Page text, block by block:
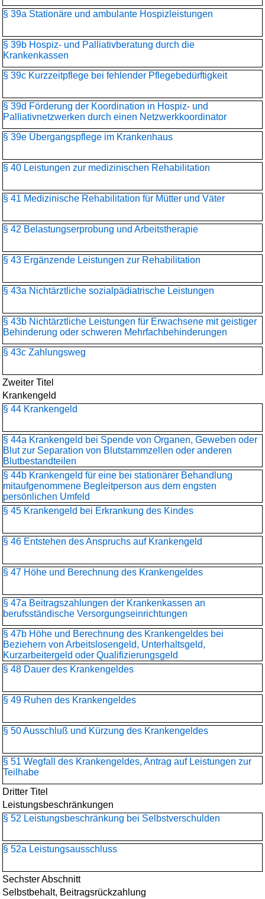
§ 39a Stationäre und ambulante Hospizleistungen
§ 39b Hospiz- und Palliativberatung durch die
Krankenkassen
§ 39c Kurzzeitpflege bei fehlender Pflegebedürftigkeit
§ 39d Förderung der Koordination in Hospiz- und
Palliativnetzwerken durch einen Netzwerkkoordinator
§ 39e Übergangspflege im Krankenhaus
§ 40 Leistungen zur medizinischen Rehabilitation
§ 41 Medizinische Rehabilitation für Mütter und Väter
§ 42 Belastungserprobung und Arbeitstherapie
§ 43 Ergänzende Leistungen zur Rehabilitation
§ 43a Nichtärztliche sozialpädiatrische Leistungen
§ 43b Nichtärztliche Leistungen für Erwachsene mit geistiger
Behinderung oder schweren Mehrfachbehinderungen
§ 43c Zahlungsweg
Zweiter Titel
Krankengeld
§ 44 Krankengeld
§ 44a Krankengeld bei Spende von Organen, Geweben oder
Blut zur Separation von Blutstammzellen oder anderen
Blutbestandteilen
§ 44b Krankengeld für eine bei stationärer Behandlung
mitaufgenommene Begleitperson aus dem engsten
persönlichen Umfeld
§ 45 Krankengeld bei Erkrankung des Kindes
§ 46 Entstehen des Anspruchs auf Krankengeld
§ 47 Höhe und Berechnung des Krankengeldes
§ 47a Beitragszahlungen der Krankenkassen an
berufsständische Versorgungseinrichtungen
§ 47b Höhe und Berechnung des Krankengeldes bei
Beziehern von Arbeitslosengeld, Unterhaltsgeld,
Kurzarbeitergeld oder Qualifizierungsgeld
§ 48 Dauer des Krankengeldes
§ 49 Ruhen des Krankengeldes
§ 50 Ausschluß und Kürzung des Krankengeldes
§ 51 Wegfall des Krankengeldes, Antrag auf Leistungen zur
Teilhabe
Dritter Titel
Leistungsbeschränkungen
§ 52 Leistungsbeschränkung bei Selbstverschulden
§ 52a Leistungsausschluss
Sechster Abschnitt
Selbstbehalt, Beitragsrückzahlung